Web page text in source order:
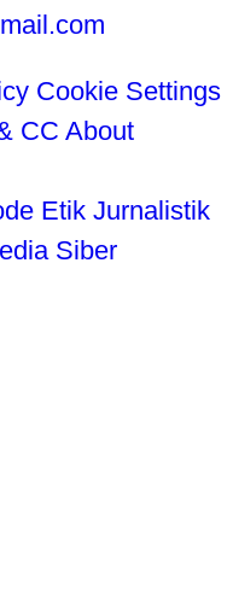
Cookie Settings
CC About
Etik Jurnalistik
Siber